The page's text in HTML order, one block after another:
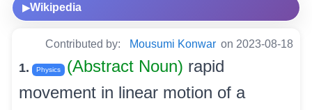
▶Wikipedia
Contributed by: Mousumi Konwar on 2023-08-18
1. Physics (Abstract Noun) rapid
movement in linear motion of a